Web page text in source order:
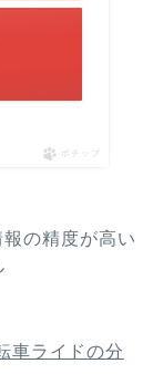
ポチップ
の精度が高い
車ライドの分